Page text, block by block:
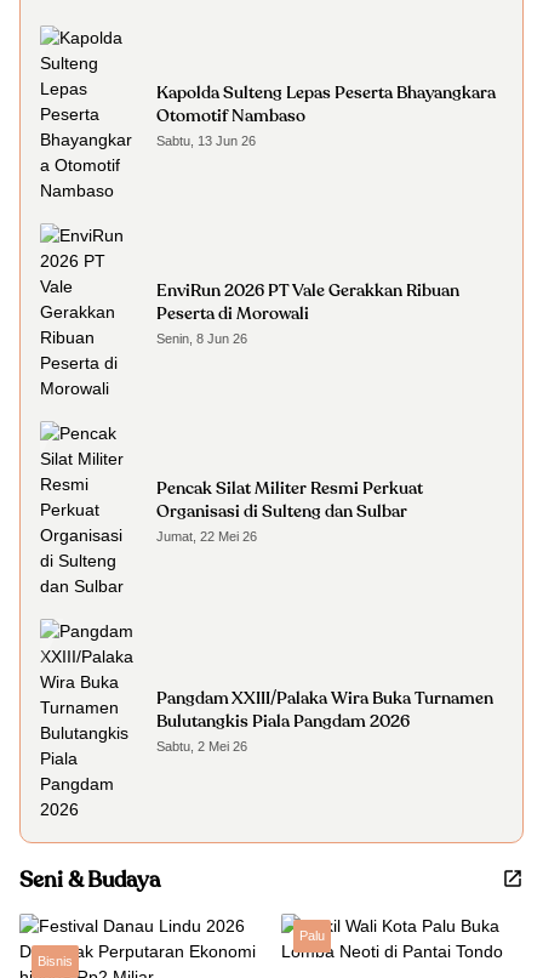
Kapolda Sulteng Lepas Peserta Bhayangkara
Otomotif Nambaso
Sabtu, 13 Jun 26
EnviRun 2026 PT Vale Gerakkan Ribuan
Peserta di Morowali
Senin, 8 Jun 26
Pencak Silat Militer Resmi Perkuat
Organisasi di Sulteng dan Sulbar
Jumat, 22 Mei 26
Pangdam XXIII/Palaka Wira Buka Turnamen
Bulutangkis Piala Pangdam 2026
Sabtu, 2 Mei 26
Seni & Budaya
Bisnis
Palu